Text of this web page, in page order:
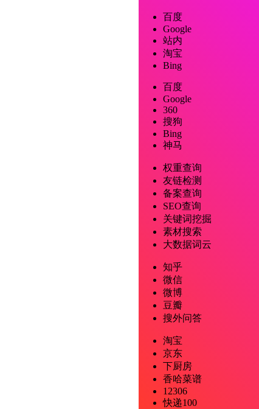
百度
Google
站内
淘宝
Bing
百度
Google
360
搜狗
Bing
神马
权重查询
友链检测
备案查询
SEO查询
关键词挖掘
素材搜索
大数据词云
知乎
微信
微博
豆瓣
搜外问答
淘宝
京东
下厨房
香哈菜谱
12306
快递100